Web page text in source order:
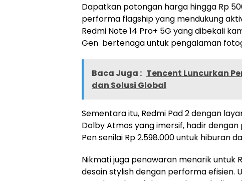
Dapatkan potongan harga hingga Rp
performa flagship yang mendukung
Redmi Note 14 Pro+ 5G yang dibekali
Gen bertenaga untuk pengalaman
Baca Juga : Tencent Luncurkan
dan Solusi Global
Sementara itu, Redmi Pad 2 dengan
Dolby Atmos yang imersif, hadir
Pen senilai Rp 2.598.000 untuk hiburan
Nikmati juga penawaran menarik untuk
desain stylish dengan performa efisien.